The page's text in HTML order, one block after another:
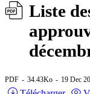
Liste
PDF 34.43Ko 19 Dec